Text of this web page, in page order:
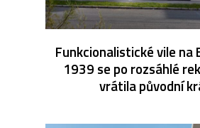
Funkcionalistické vile na
1939 se po rozsáhlé
vrátila původní